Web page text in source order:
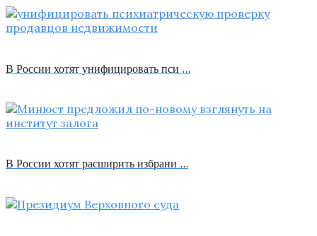
В России хотят унифицировать пси …
В России хотят расширить избрани …